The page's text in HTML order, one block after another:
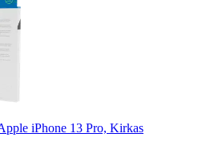
iPhone 13 Pro, Kirkas